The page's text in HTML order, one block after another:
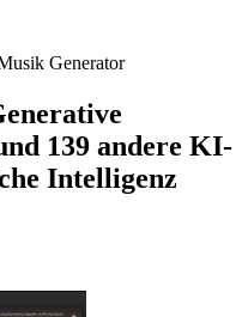
Generator
139 andere KI-
Intelligenz